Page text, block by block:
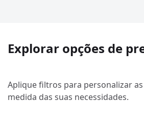
Explorar opções de
Aplique filtros para personalizar
medida das suas necessidades.